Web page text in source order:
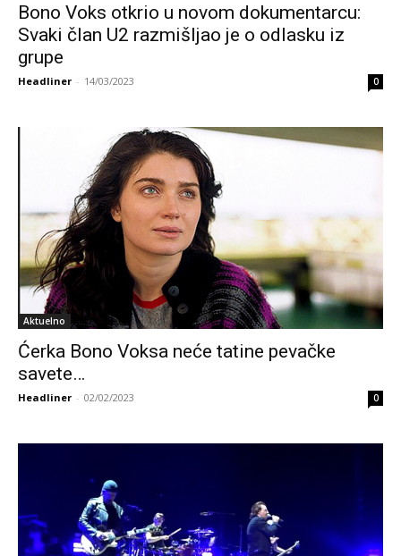
Bono Voks otkrio u novom dokumentarcu:
Svaki član U2 razmišljao je o odlasku iz
grupe
Headliner - 14/03/2023 0
Aktuelno
Ćerka Bono Voksa neće tatine pevačke
savete…
Headliner - 02/02/2023 0